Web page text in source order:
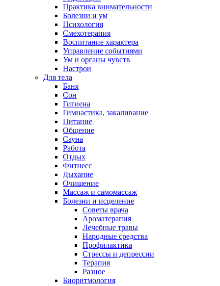
Практика внимательности
Болезни и ум
Психология
Смехотерапия
Воспитание характера
Управление событиями
Ум и органы чувств
Настрои
Для тела
Баня
Сон
Гигиена
Гимнастика, закаливание
Питание
Общение
Сауна
Работа
Отдых
Фитнесс
Дыхание
Очищение
Массаж и самомассаж
Болезни и исцеление
Советы врача
Ароматерапия
Лечебные травы
Народные средства
Профилактика
Стрессы и депрессии
Терапия
Разное
Биоритмология